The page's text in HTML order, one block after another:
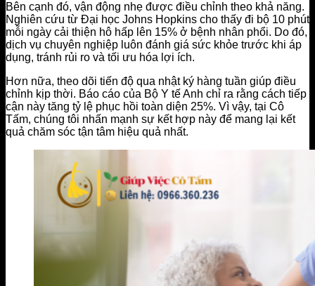
Bên cạnh đó, vận động nhẹ được điều chỉnh theo khả năng.
Nghiên cứu từ Đại học Johns Hopkins cho thấy đi bộ 10 phút
mỗi ngày cải thiện hô hấp lên 15% ở bệnh nhân phổi. Do đó,
dịch vụ chuyên nghiệp luôn đánh giá sức khỏe trước khi áp
dụng, tránh rủi ro và tối ưu hóa lợi ích.
Hơn nữa, theo dõi tiến độ qua nhật ký hàng tuần giúp điều
chỉnh kịp thời. Báo cáo của Bộ Y tế Anh chỉ ra rằng cách tiếp
cận này tăng tỷ lệ phục hồi toàn diện 25%. Vì vậy, tại Cô
Tấm, chúng tôi nhấn mạnh sự kết hợp này để mang lại kết
quả chăm sóc tận tâm hiệu quả nhất.